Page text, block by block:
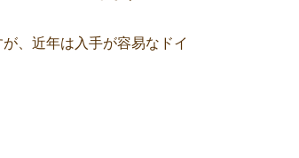
、近年は入手が容易なドイ